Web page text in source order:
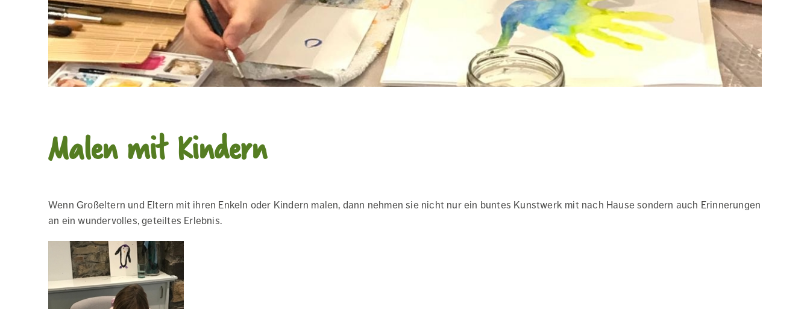
Malen mit Kindern
Wenn Großeltern und Eltern mit ihren Enkeln oder Kindern malen, dann nehmen sie nicht nur ein buntes Kunstwerk mit nach Hause sondern auch Erinnerungen
an ein wundervolles, geteiltes Erlebnis.